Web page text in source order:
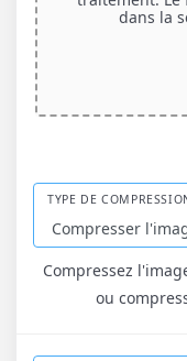
dans la
TYPE DE
Compressez
ou